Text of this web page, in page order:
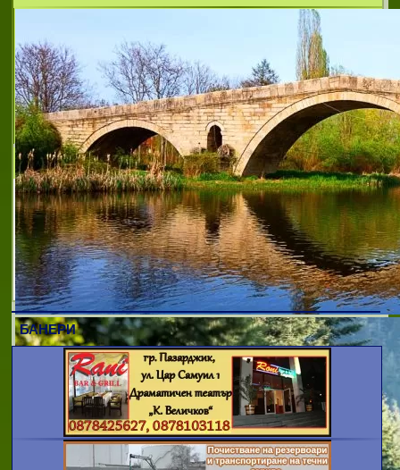
ИРИН ПАТЕНТ КО
ИРИН ПАТЕНТ КО работи в
сътрудничество със следните
международни организации в областта на
интелектуалната и индустриалната
собственост; AIPPI, EPI, ЕСТА, INTA,
WIPO.Предлага следните услуги:промишл
БАНЕРИ